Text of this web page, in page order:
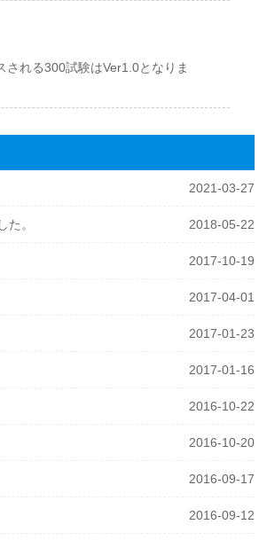
れる300試験はVer1.0となりま
2021-03-27
。 2018-05-22
2017-10-19
2017-04-01
2017-01-23
2017-01-16
2016-10-22
2016-10-20
2016-09-17
2016-09-12